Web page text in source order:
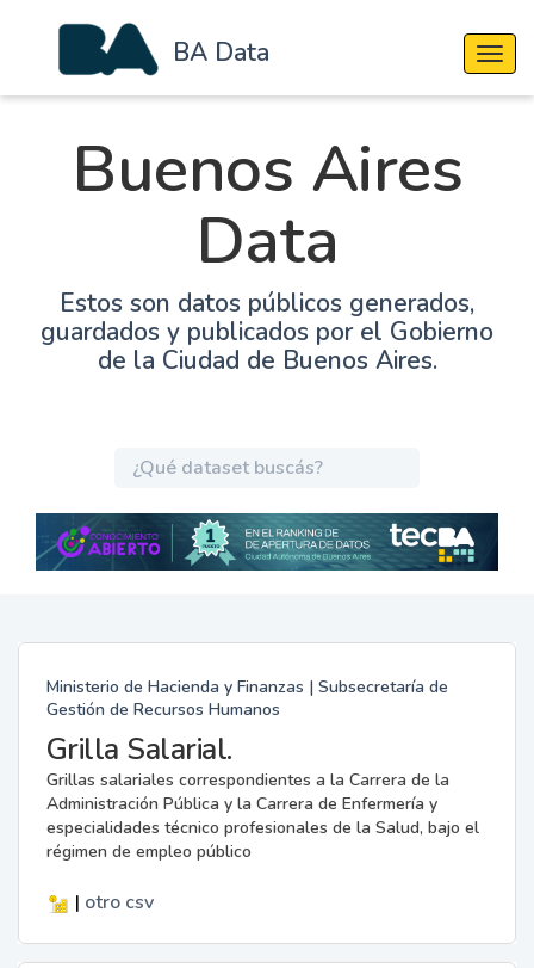
BA Data
Buenos Aires
Data
Estos son datos públicos generados,
guardados y publicados por el Gobierno
de la Ciudad de Buenos Aires.
Ministerio de Hacienda y Finanzas | Subsecretaría de
Gestión de Recursos Humanos
Grilla Salarial.
Grillas salariales correspondientes a la Carrera de la
Administración Pública y la Carrera de Enfermería y
especialidades técnico profesionales de la Salud, bajo el
régimen de empleo público
| otro csv